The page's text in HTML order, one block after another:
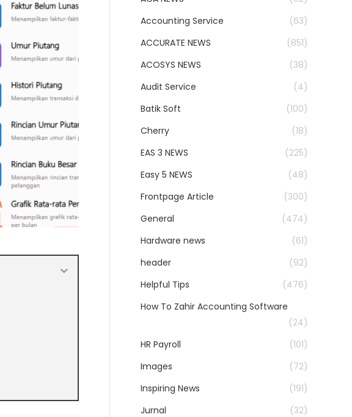
Accounting Service
(63)
ACCURATE NEWS
(851)
ACOSYS NEWS
(38)
Audit Service
(4)
Batik Soft
(100)
Cherry
(18)
EAS 3 NEWS
(225)
Easy 5 NEWS
(48)
Frontpage Article
(300)
General
(474)
Hardware news
(61)
header
(92)
Helpful Tips
(476)
How To Zahir Accounting Software
(24)
HR Payroll
(101)
Images
(72)
Inspiring News
(191)
Jurnal
(32)